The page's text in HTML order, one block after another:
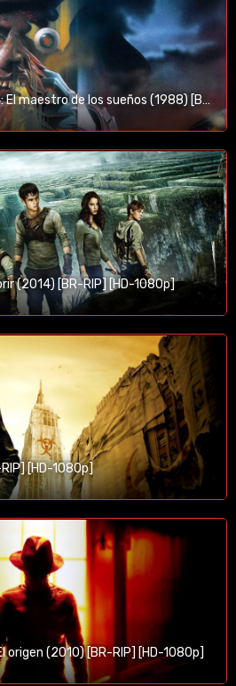
Pesadilla en Elm Street 4: El maestro de los sueños (1988) [BR-RIP] [HD-1080p]
(2014) [BR-RIP] [HD-1080p]
[HD-1080p]
origen (2010) [BR-RIP] [HD-1080p]